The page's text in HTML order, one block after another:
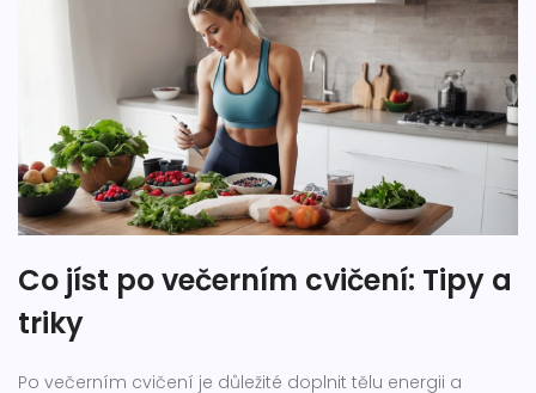
Co jíst po večerním cvičení: Tipy a
triky
Po večerním cvičení je důležité doplnit tělu energii a